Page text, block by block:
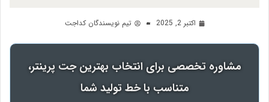
اکتبر 2, 2025 تیم نویسندگان کداجت
مشاوره تخصصی برای انتخاب بهترین جت پرینتر،
متناسب با خط تولید شما